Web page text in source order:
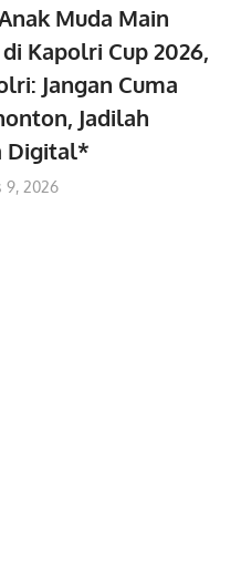
Muda Main
Kapolri Cup 2026,
Jangan Cuma
Jadilah
Digital*
9, 2026